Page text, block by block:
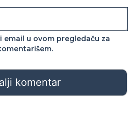
email u ovom pregledaču za